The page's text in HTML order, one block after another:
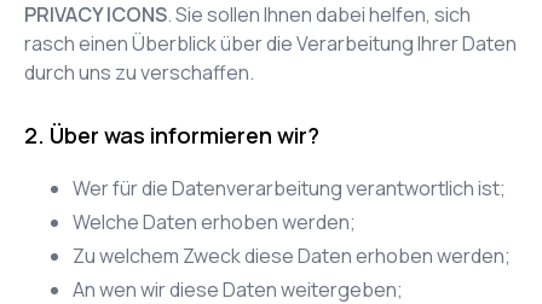
PRIVACY ICONS. Sie sollen Ihnen dabei helfen, sich
rasch einen Überblick über die Verarbeitung Ihrer Daten
durch uns zu verschaffen.
Über was informieren wir?
Wer für die Datenverarbeitung verantwortlich ist;
Welche Daten erhoben werden;
Zu welchem Zweck diese Daten erhoben werden;
An wen wir diese Daten weitergeben;